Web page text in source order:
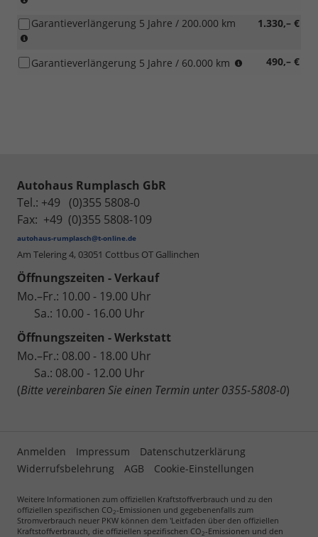
eintritt)
1.330,– €
Garantieverlängerung 5 Jahre / 200.000 km
eintritt)
490,– €
Garantieverlängerung 5 Jahre / 60.000 km
Autohaus Rumplasch GbR
Tel.: +49 (0)355 5808-0
Fax: +49 (0)355 5808-109
autohaus-rumplasch@t-online.de
Am Telering 4, 03051 Cottbus OT Gallinchen
Öffnungszeiten - Verkauf
Mo.–Fr.: 10.00 - 19.00 Uhr
Sa.: 10.00 - 16.00 Uhr
Öffnungszeiten - Werkstatt
Mo.–Fr.: 08.00 - 18.00 Uhr
Sa.: 08.00 - 12.00 Uhr
(Bitte vereinbaren Sie einen Termin unter 0355-5808-0)
Anmelden Impressum
Datenschutzerklärung
Widerrufsbelehrung
AGB Cookie-Einstellungen
Weitere Informationen zum offiziellen Kraftstoffverbrauch und zu den
offiziellen spezifischen CO2-Emissionen und gegebenenfalls zum
Stromverbrauch neuer PKW können dem 'Leitfaden über den offiziellen
Kraftstoffverbrauch, die offiziellen spezifischen CO2-Emissionen und den